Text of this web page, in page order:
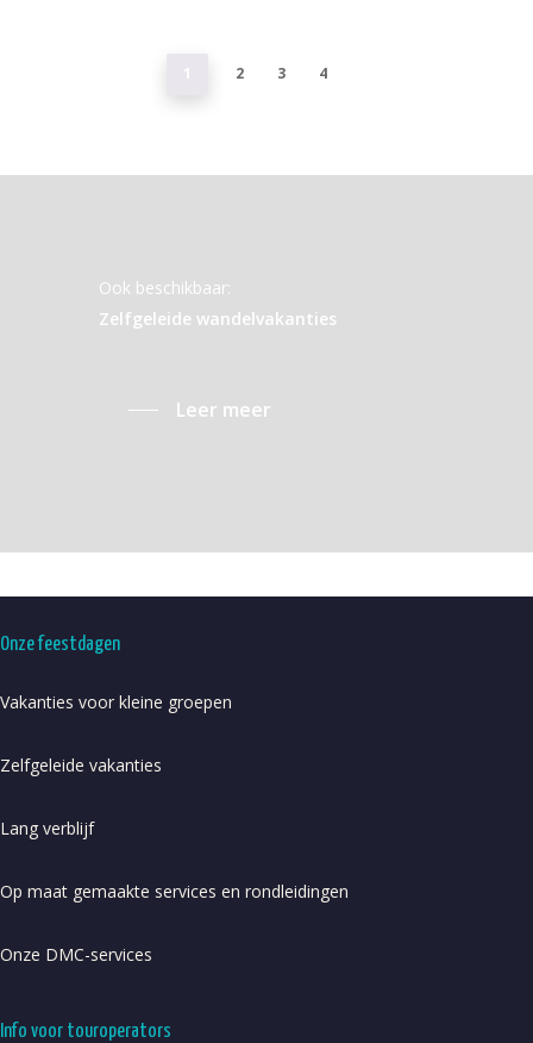
1 2 3 4
Ook beschikbaar:
Zelfgeleide wandelvakanties
Leer meer
Onze feestdagen
Vakanties voor kleine groepen
Zelfgeleide vakanties
Lang verblijf
Op maat gemaakte services en rondleidingen
Onze DMC-services
Info voor touroperators